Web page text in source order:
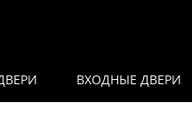
ВХОДНЫЕ ДВЕРИ